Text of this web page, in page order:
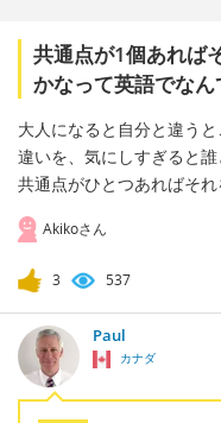
共通点が1個あれば
かなって英語でなん
大人になると自分と違うと
違いを、気にしすぎると誰
共通点がひとつあればそれ
Akikoさん
3 537
Paul
カナダ